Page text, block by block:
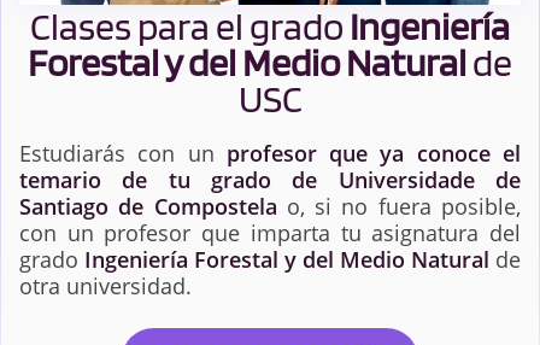
Clases para el grado Ingeniería
Forestal y del Medio Naturalde
USC
Estudiarás con un profesor que ya conoce el
temario de tu grado de Universidade de
Santiago de Compostela o, si no fuera posible,
con un profesor que imparta tu asignatura del
grado Ingeniería Forestal y del Medio Natural de
otra universidad.